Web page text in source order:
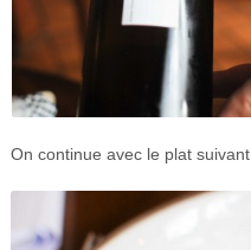
On continue avec le plat